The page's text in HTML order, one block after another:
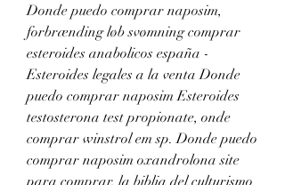
Donde puedo comprar naposim,
forbrænding løb svømning comprar
esteroides anabolicos españa -
Esteroides legales a la venta Donde
puedo comprar naposim Esteroides
testosterona test propionate, onde
comprar winstrol em sp. Donde puedo
comprar naposim oxandrolona site
para comprar, la biblia del culturismo